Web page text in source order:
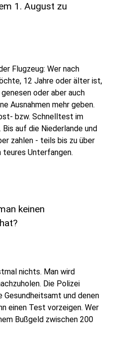
1. August zu
Flugzeug: Wer nach
12 Jahre oder älter ist,
oder aber auch
Ausnahmen mehr geben.
bzw. Schnelltest im
auf die Niederlande und
zahlen - teils bis zu über
teures Unterfangen.
keinen
nichts. Man wird
Die Polizei
und denen
einen Test vorzeigen. Wer
Bußgeld zwischen 200